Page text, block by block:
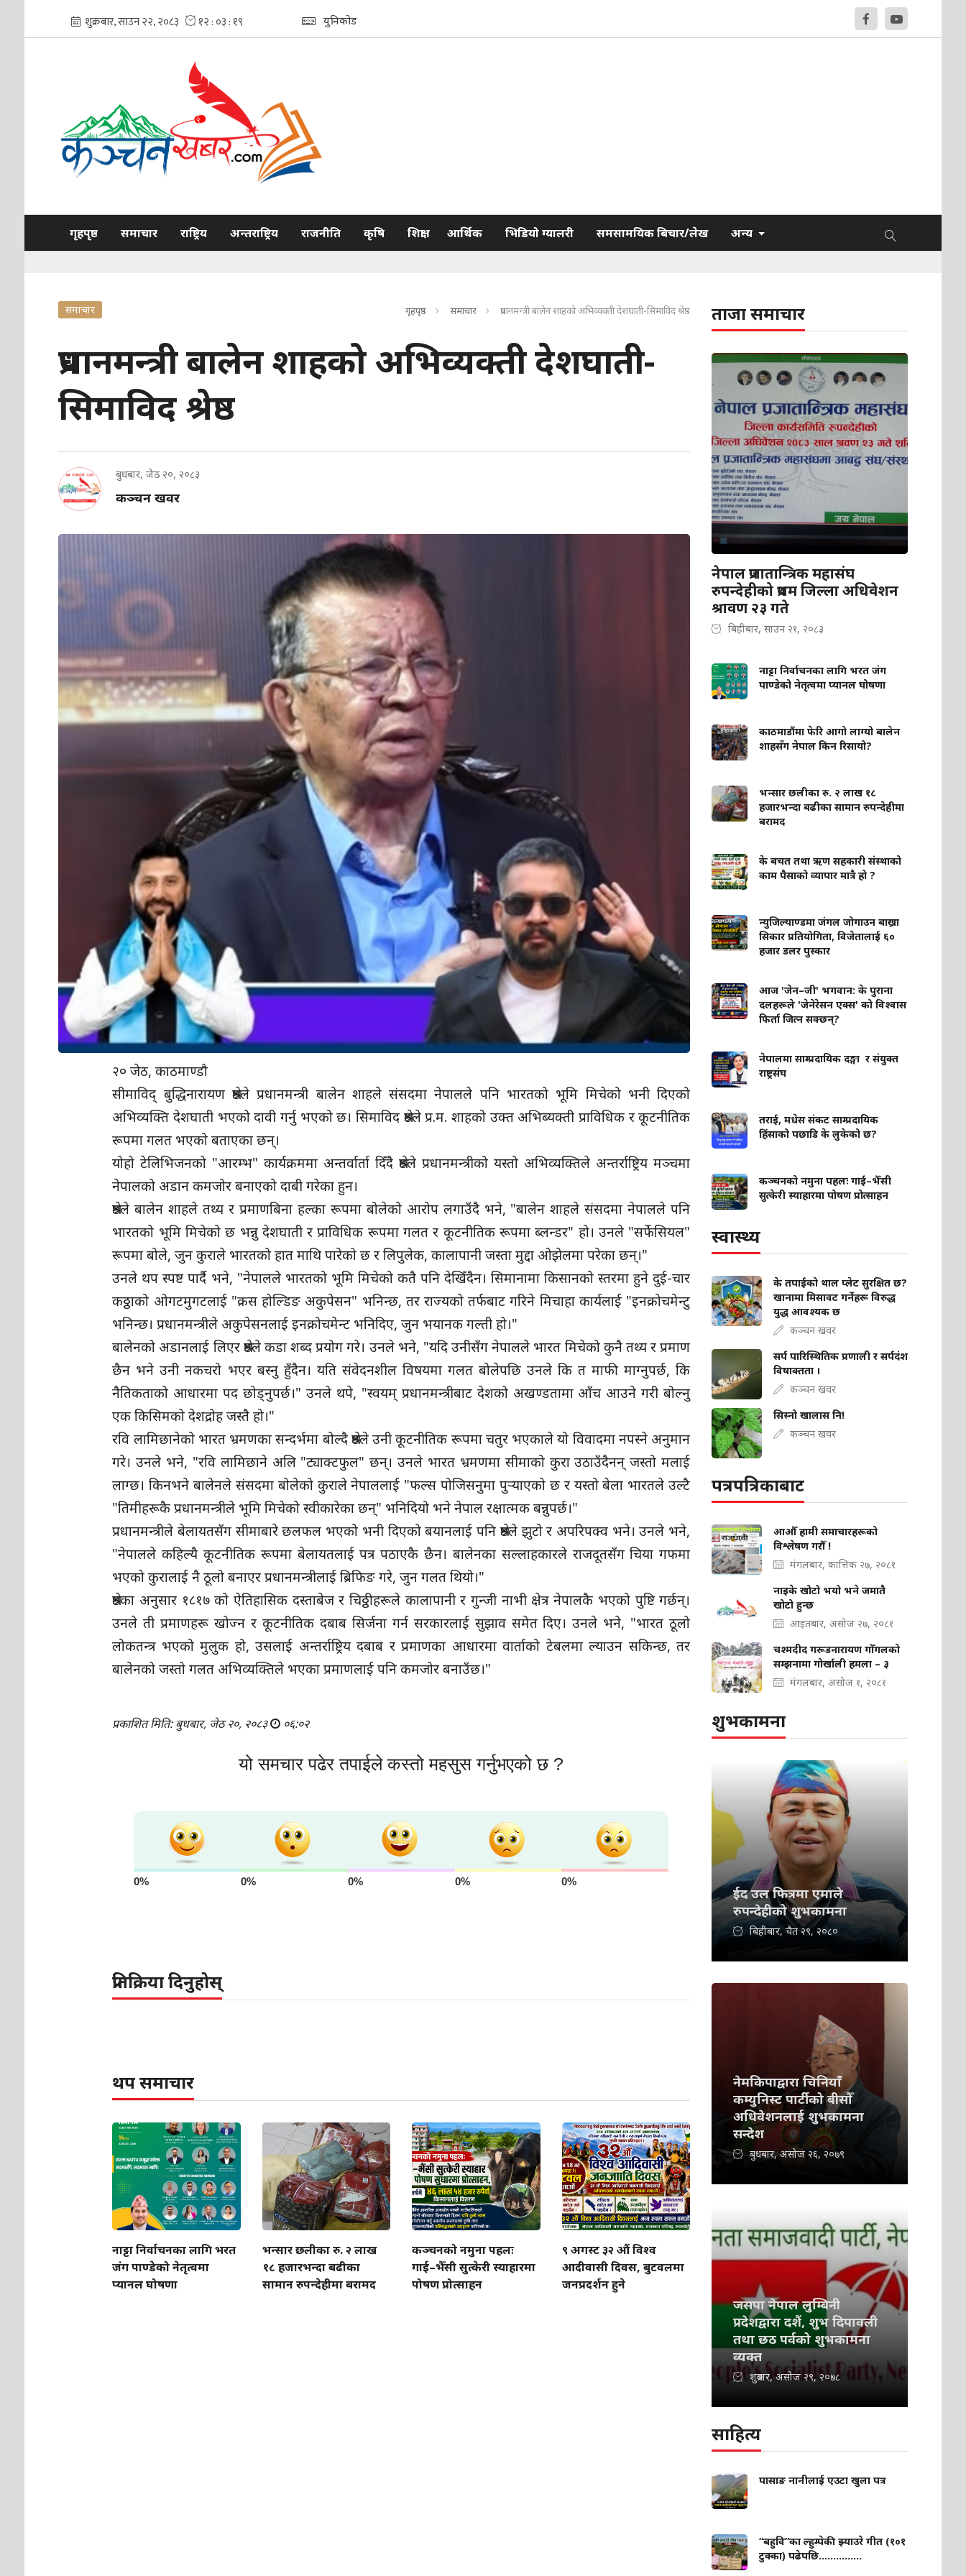
युनिकोड
गृहपृष्ठ समाचार राष्ट्रिय अन्तराष्ट्रिय राजनीति कृषि शिक्षा आर्थिक भिडियो ग्यालरी समसामयिक बिचार/लेख अन्य
समाचार गृहपृष्ठ समाचार प्रधानमन्त्री बालेन शाहको अभिव्यक्ती देशघाती-सिमाविद श्रेष्ठ
प्रधानमन्त्री बालेन शाहको अभिव्यक्ती देशघाती-
सिमाविद श्रेष्ठ
बुधबार, जेठ २०, २०८३
कञ्चन खवर
२० जेठ, काठमाण्डौ
सीमाविद् बुद्धिनारायण श्रेष्ठले प्रधानमन्त्री बालेन शाहले संसदमा नेपालले पनि भारतको भूमि मिचेको भनी दिएको
अभिव्यक्ति देशघाती भएको दावी गर्नु भएको छ। सिमाविद श्रेष्ठले प्र.म. शाहको उक्त अभिब्यक्ती प्राविधिक र कूटनीतिक
रूपमा गलत भएको बताएका छन्।
योहो टेलिभिजनको "आरम्भ" कार्यक्रममा अन्तर्वार्ता दिँदै श्रेष्ठले प्रधानमन्त्रीको यस्तो अभिव्यक्तिले अन्तर्राष्ट्रिय मञ्चमा
नेपालको अडान कमजोर बनाएको दाबी गरेका हुन।
श्रेष्ठले बालेन शाहले तथ्य र प्रमाणबिना हल्का रूपमा बोलेको आरोप लगाउँदै भने, "बालेन शाहले संसदमा नेपालले पनि
भारतको भूमि मिचेको छ भन्नु देशघाती र प्राविधिक रूपमा गलत र कूटनीतिक रूपमा ब्लन्डर" हो। उनले "सर्फेसियल"
रूपमा बोले, जुन कुराले भारतको हात माथि पारेको छ र लिपुलेक, कालापानी जस्ता मुद्दा ओझेलमा परेका छन्।"
उनले थप स्पष्ट पार्दै भने, "नेपालले भारतको भूमि मिचेको कतै पनि देखिँदैन। सिमानामा किसानको स्तरमा हुने दुई-चार
कठ्ठाको ओगटमुगटलाई "क्रस होल्डिङ अकुपेसन" भनिन्छ, तर राज्यको तर्फबाट गरिने मिचाहा कार्यलाई "इनक्रोचमेन्टु
भनिन्छ। प्रधानमन्त्रीले अकुपेसनलाई इनक्रोचमेन्ट भनिदिए, जुन भयानक गल्ती हो।"
बालेनको अडानलाई लिएर श्रेष्ठले कडा शब्द प्रयोग गरे। उनले भने, "यदि उनीसँग नेपालले भारत मिचेको कुनै तथ्य र प्रमाण
छैन भने उनी नकचरो भएर बस्नु हुँदैन। यति संवेदनशील विषयमा गलत बोलेपछि उनले कि त माफी माग्नुपर्छ, कि
नैतिकताको आधारमा पद छोड्नुपर्छ।" उनले थपे, "स्वयम् प्रधानमन्त्रीबाट देशको अखण्डतामा आँच आउने गरी बोल्नु
एक किसिमको देशद्रोह जस्तै हो।"
रवि लामिछानेको भारत भ्रमणका सन्दर्भमा बोल्दै श्रेष्ठले उनी कूटनीतिक रूपमा चतुर भएकाले यो विवादमा नपस्ने अनुमान
गरे। उनले भने, "रवि लामिछाने अलि "ट्याक्टफुल" छन्। उनले भारत भ्रमणमा सीमाको कुरा उठाउँदैनन् जस्तो मलाई
लाग्छ। किनभने बालेनले संसदमा बोलेको कुराले नेपाललाई "फल्स पोजिसनुमा पुर्‍याएको छ र यस्तो बेला भारतले उल्टै
"तिमीहरूकै प्रधानमन्त्रीले भूमि मिचेको स्वीकारेका छन्" भनिदियो भने नेपाल रक्षात्मक बन्नुपर्छ।"
प्रधानमन्त्रीले बेलायतसँग सीमाबारे छलफल भएको भनी दिएको बयानलाई पनि श्रेष्ठले झुटो र अपरिपक्व भने। उनले भने,
"नेपालले कहिल्यै कूटनीतिक रूपमा बेलायतलाई पत्र पठाएकै छैन। बालेनका सल्लाहकारले राजदूतसँग चिया गफमा
भएको कुरालाई नै ठूलो बनाएर प्रधानमन्त्रीलाई ब्रिफिङ गरे, जुन गलत थियो।"
श्रेष्ठका अनुसार १८१७ को ऐतिहासिक दस्ताबेज र चिठ्ठीहरूले कालापानी र गुन्जी नाभी क्षेत्र नेपालकै भएको पुष्टि गर्छन्।
उनले ती प्रमाणहरू खोज्न र कूटनीतिक दबाब सिर्जना गर्न सरकारलाई सुझाव समेत दिए। उनले भने, "भारत ठूलो
लोकतन्त्र भएको मुलुक हो, उसलाई अन्तर्राष्ट्रिय दबाब र प्रमाणका आधारमा वार्ताको टेबलमा ल्याउन सकिन्छ, तर
बालेनको जस्तो गलत अभिव्यक्तिले भएका प्रमाणलाई पनि कमजोर बनाउँछ।"
प्रकाशित मिति: बुधबार, जेठ २०, २०८३ ०६:०२
यो समचार पढेर तपाईले कस्तो महसुस गर्नुभएको छ ?
0% 0% 0% 0% 0%
प्रतिक्रिया दिनुहोस्
थप समाचार
नाट्टा निर्वाचनका लागि भरत
जंग पाण्डेको नेतृत्वमा
प्यानल घोषणा
भन्सार छलीका रु. २ लाख
१८ हजारभन्दा बढीका
सामान रुपन्देहीमा बरामद
कञ्चनको नमुना पहलः
गाई–भैँसी सुत्केरी स्याहारमा
पोषण प्रोत्साहन
९ अगस्ट ३२ औं विश्व
आदीवासी दिवस, बुटवलमा
जनप्रदर्शन हुने
ताजा समाचार
नेपाल प्रजातान्त्रिक महासंघ
रुपन्देहीको प्रथम जिल्ला अधिवेशन
श्रावण २३ गते
बिहीबार, साउन २१, २०८३
नाट्टा निर्वाचनका लागि भरत जंग
पाण्डेको नेतृत्वमा प्यानल घोषणा
काठमाडौंमा फेरि आगो लाग्यो बालेन
शाहसँग नेपाल किन रिसायो?
भन्सार छलीका रु. २ लाख १८
हजारभन्दा बढीका सामान रुपन्देहीमा
बरामद
के बचत तथा ऋण सहकारी संस्थाको
काम पैसाको व्यापार मात्रै हो ?
न्युजिल्याण्डमा जंगल जोगाउन बाख्रा
सिकार प्रतियोगिता, विजेतालाई ६०
हजार डलर पुस्कार
आज 'जेन–जी' भगवान: के पुराना
दलहरूले 'जेनेरेसन एक्स' को विश्वास
फिर्ता जित्न सक्छन्?
नेपालमा साम्प्रदायिक दङ्गा र संयुक्त
राष्ट्रसंघ
तराई, मधेस संकट साम्प्रदायिक
हिंसाको पछाडि के लुकेको छ?
कञ्चनको नमुना पहलः गाई–भैँसी
सुत्केरी स्याहारमा पोषण प्रोत्साहन
स्वास्थ्य
के तपाईंको थाल प्लेट सुरक्षित छ?
खानामा मिसावट गर्नेहरू विरुद्ध
युद्ध आवश्यक छ
कञ्चन खवर
सर्प पारिस्थितिक प्रणाली र सर्पदंश
विषाक्तता ।
कञ्चन खवर
सिस्नो खालास नि!
कञ्चन खवर
पत्रपत्रिकाबाट
आऔँ हामी समाचारहरूको
विश्लेषण गरौँ !
मंगलबार, कात्तिक २७, २०८१
नाइके खोटो भयो भने जमातै
खोटो हुन्छ
आइतबार, असोज २७, २०८१
चश्मदीद गरूडनारायण गोँगलको
सम्झनामा गोर्खाली हमला – ३
मंगलबार, असोज १, २०८१
शुभकामना
ईद उल फित्रमा एमाले
रुपन्देहीको शुभकामना
बिहीबार, चैत २९, २०८०
नेमकिपाद्वारा चिनियाँ
कम्युनिस्ट पार्टीको बीसौँ
अधिवेशनलाई शुभकामना
सन्देश
बुधबार, असोज २६, २०७९
जसपा नेपाल लुम्बिनी
प्रदेशद्वारा दशैं, शुभ दिपावली
तथा छठ पर्वको शुभकामना
व्यक्त
शुक्रबार, असोज २९, २०७८
साहित्य
पासाङ नानीलाई एउटा खुला पत्र
“बहुवि”का ल्हुम्पेकी झ्याउरे गीत (१०१
टुक्का) पढेपछि...............